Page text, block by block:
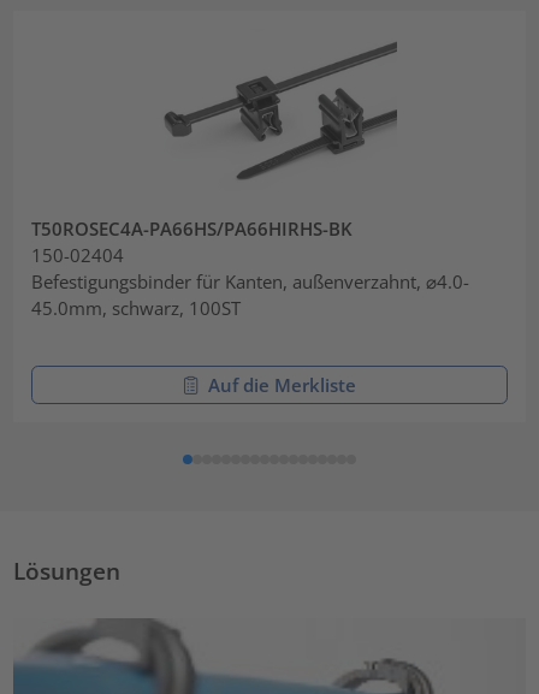
T50ROSEC4A-PA66HS/PA66HIRHS-BK
150-02404
Befestigungsbinder für Kanten, außenverzahnt, ⌀4.0-
45.0mm, schwarz, 100ST
Auf die Merkliste
Lösungen